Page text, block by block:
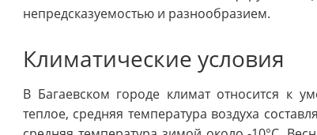
непредсказуемостью и разнообразием.
Климатические условия
В Багаевском городе климат относится к
теплое, средняя температура воздуха